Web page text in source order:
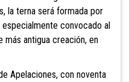
la terna será formada por
convocado al
antigua creación, en
Apelaciones, con noventa